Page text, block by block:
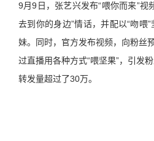
9月9日，张艺兴发布“喂你而来”视
去到你的身边”情话，并配以“吻喂
妹。同时，官方发布视频，向粉丝
过直播用各种方式“喂坚果”，引发
转发量超过了30万。